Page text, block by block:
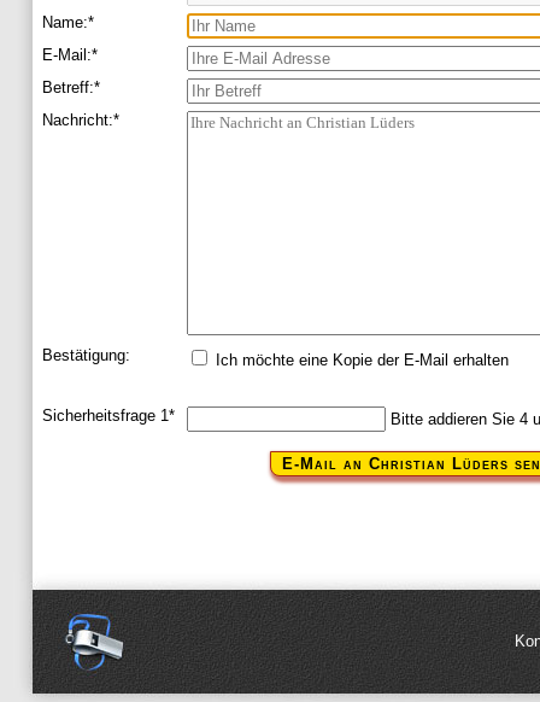
Pflichtfeld
Name:*
Pflichtfeld
E-Mail:*
Pflichtfeld
Betreff:*
Pflichtfeld
Nachricht:*
Bestätigung: Ich möchte eine Kopie der E-Mail erhalten
Pflichtfeld
Sicherheitsfrage 1* Bitte addieren Sie 4